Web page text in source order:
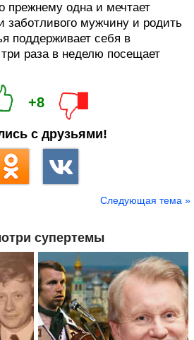
прежнему одна и мечтает
заботливого мужчину и родить
поддерживает себя в
раза в неделю посещает
+8
с друзьями!
Следующая тема »
супертемы